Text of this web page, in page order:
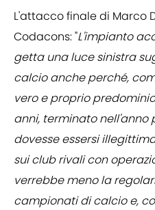
L'attacco finale di Marco
Codacons: "L'impianto
getta una luce sinistra
calcio anche perché,
vero e proprio
anni, terminato nell'anno
dovesse essersi
sui club rivali con
verrebbe meno la
campionati di calcio e,